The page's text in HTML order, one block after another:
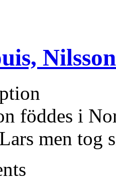
föddes i
men tog